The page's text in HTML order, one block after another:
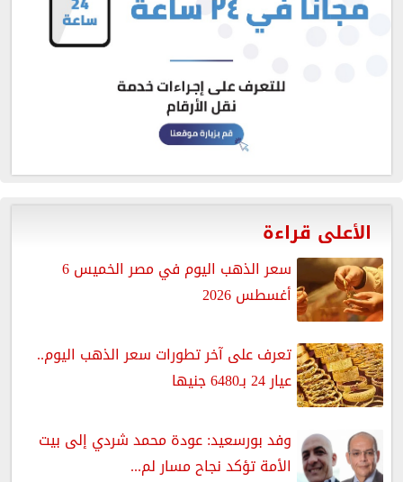
الأعلى قراءة
سعر الذهب اليوم في مصر الخميس 6
أغسطس 2026
تعرف على آخر تطورات سعر الذهب اليوم..
عيار 24 بـ6480 جنيها
وفد بورسعيد: عودة محمد شردي إلى بيت
الأمة تؤكد نجاح مسار لم...